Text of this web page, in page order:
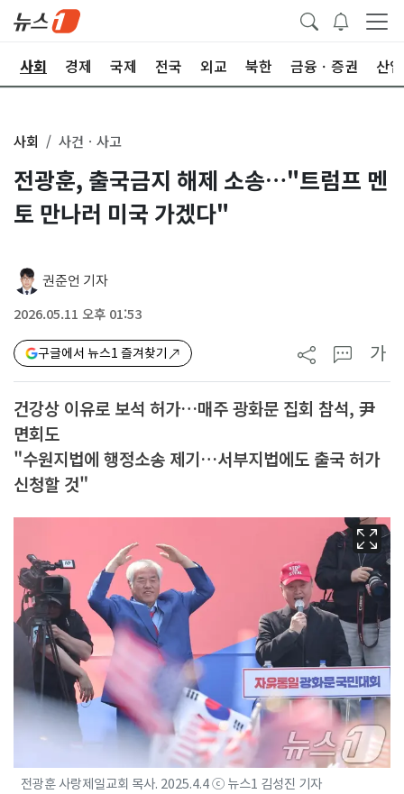
사회 경제 국제 전국 외교 북한 금융ㆍ증권 산업
사회 사건ㆍ사고
전광훈, 출국금지 해제 소송…"트럼프 멘
토 만나러 미국 가겠다"
권준언 기자
2026.05.11 오후 01:53
구글에서 뉴스1 즐겨찾기 가
건강상 이유로 보석 허가…매주 광화문 집회 참석, 尹
면회도
"수원지법에 행정소송 제기…서부지법에도 출국 허가
신청할 것"
전광훈 사랑제일교회 목사. 2025.4.4 ⓒ 뉴스1 김성진 기자